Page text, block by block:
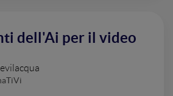
dell'Ai per il video